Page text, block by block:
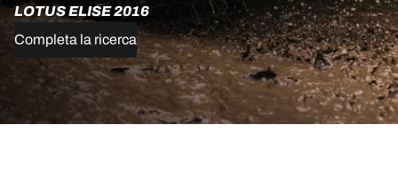
LOTUS ELISE 2016
Completa la ricerca